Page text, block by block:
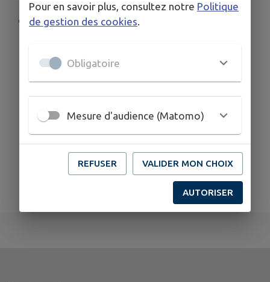
COORDONNÉES
06 42 13 45 45
Pour en savoir plus, consultez notre Politique
de gestion des cookies.
Obligatoire
Mesure d'audience (Matomo)
REFUSER VALIDER MON CHOIX
AUTORISER